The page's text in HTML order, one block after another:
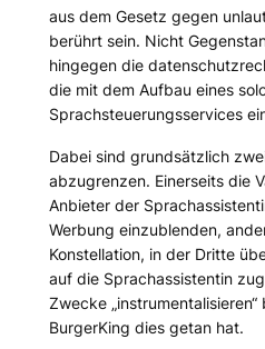
aus dem Gesetz gegen
berührt sein. Nicht
hingegen die
die mit dem Aufbau eines
Sprachsteuerungsservices
Dabei sind grundsätzlich
abzugrenzen. Einerseits die
Anbieter der
Werbung einzublenden,
Konstellation, in der Dritte
auf die Sprachassistentin
Zwecke „instrumentalisieren“
BurgerKing dies getan hat.